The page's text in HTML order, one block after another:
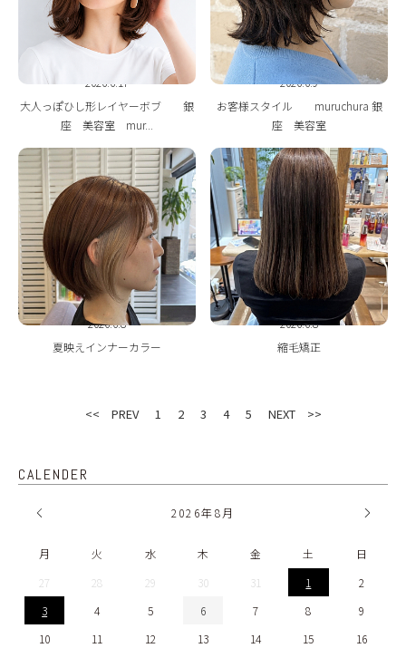
2026.6.17
大人っぽひし形レイヤーボブ 銀
座 美容室 mur...
2026.6.9
お客様スタイル muruchura 銀
座 美容室
2026.6.8
夏映えインナーカラー
2026.6.8
縮毛矯正
<< PREV 1 2 3 4 5 NEXT >>
CALENDER
2026年8月
月 火 水 木 金 土
日
27
28 29 30 31 1
2
3
4 5 6 7 8
9
10
11 12 13 14 15
16